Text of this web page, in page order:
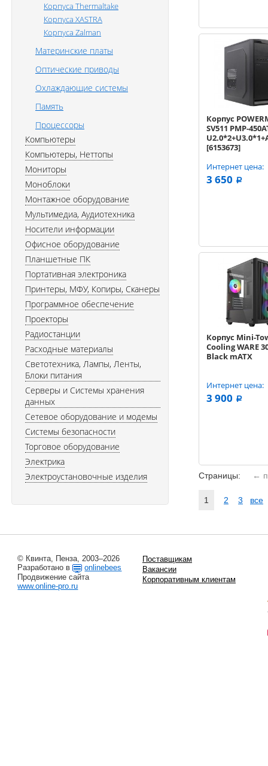
Корпус
SV511 PMP-
[6153673]
Интернет цена:
3 650 a
Корпус Mini-
Cooling WARE
Black mATX
Интернет цена:
3 900 a
Страницы: ←
1 2 3 все
Корпуса Thermaltake
Корпуса XASTRA
Корпуса Zalman
Материнские платы
Оптические приводы
Охлаждающие системы
Память
Процессоры
Компьютеры
Компьютеры, Неттопы
Мониторы
Моноблоки
Монтажное оборудование
Мультимедиа, Аудиотехника
Носители информации
Офисное оборудование
Планшетные ПК
Портативная электроника
Принтеры, МФУ, Копиры, Сканеры
Программное обеспечение
Проекторы
Радиостанции
Расходные материалы
Светотехника, Лампы, Ленты,
Блоки питания
Серверы и Системы хранения
данных
Сетевое оборудование и модемы
Системы безопасности
Торговое оборудование
Электрика
Электроустановочные изделия
© Квинта, Пенза, 2003–2026
Разработано в
onlinebees
Продвижение сайта
www.online-pro.ru
Поставщикам
Вакансии
Корпоративным клиентам